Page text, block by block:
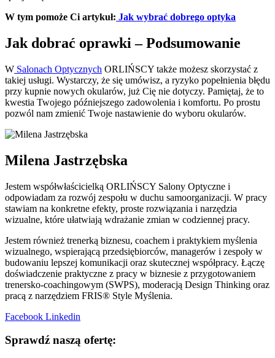
W tym pomoże Ci artykuł: Jak wybrać dobrego optyka
Jak dobrać oprawki – Podsumowanie
W Salonach Optycznych ORLIŃSCY także możesz skorzystać z
takiej usługi. Wystarczy, że się umówisz, a ryzyko popełnienia błędu
przy kupnie nowych okularów, już Cię nie dotyczy. Pamiętaj, że to
kwestia Twojego późniejszego zadowolenia i komfortu. Po prostu
pozwól nam zmienić Twoje nastawienie do wyboru okularów.
Milena Jastrzębska
Jestem współwłaścicielką ORLIŃSCY Salony Optyczne i
odpowiadam za rozwój zespołu w duchu samoorganizacji. W pracy
stawiam na konkretne efekty, proste rozwiązania i narzędzia
wizualne, które ułatwiają wdrażanie zmian w codziennej pracy.
Jestem również trenerką biznesu, coachem i praktykiem myślenia
wizualnego, wspierającą przedsiębiorców, managerów i zespoły w
budowaniu lepszej komunikacji oraz skutecznej współpracy. Łączę
doświadczenie praktyczne z pracy w biznesie z przygotowaniem
trenersko-coachingowym (SWPS), moderacją Design Thinking oraz
pracą z narzędziem FRIS® Style Myślenia.
Facebook Linkedin
Sprawdź naszą ofertę: